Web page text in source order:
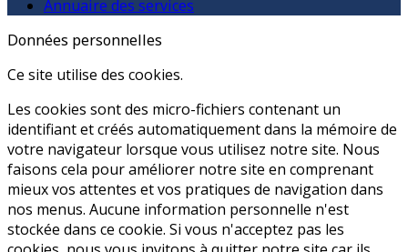
Annuaire des services
Données personnelles
Ce site utilise des cookies.
Les cookies sont des micro-fichiers contenant un
identifiant et créés automatiquement dans la mémoire de
votre navigateur lorsque vous utilisez notre site. Nous
faisons cela pour améliorer notre site en comprenant
mieux vos attentes et vos pratiques de navigation dans
nos menus. Aucune information personnelle n'est
stockée dans ce cookie. Si vous n'acceptez pas les